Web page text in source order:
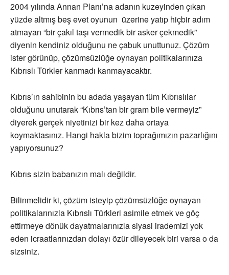
2004 yılında Annan Planı’na adanın kuzeyinden çıkan
yüzde altmış beş evet oyunun üzerine yatıp hiçbir adım
atmayan “bir çakıl taşı vermedik bir asker çekmedik”
diyenin kendiniz olduğunu ne çabuk unuttunuz. Çözüm
ister görünüp, çözümsüzlüğe oynayan politikalarınıza
Kıbrıslı Türkler kanmadı kanmayacaktır.
Kıbrıs’ın sahibinin bu adada yaşayan tüm Kıbrıslılar
olduğunu unutarak “Kıbrıs’tan bir gram bile vermeyiz”
diyerek gerçek niyetinizi bir kez daha ortaya
koymaktasınız. Hangi hakla bizim toprağımızın pazarlığını
yapıyorsunuz?
Kıbrıs sizin babanızın malı değildir.
Bilinmelidir ki, çözüm isteyip çözümsüzlüğe oynayan
politikalarınızla Kıbrıslı Türkleri asimile etmek ve göç
ettirmeye dönük dayatmalarınızla siyasi irademizi yok
eden icraatlarınızdan dolayı özür dileyecek biri varsa o da
sizsiniz.